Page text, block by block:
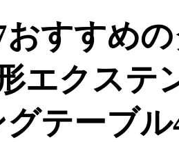
すすめ
エクステ
テーブ